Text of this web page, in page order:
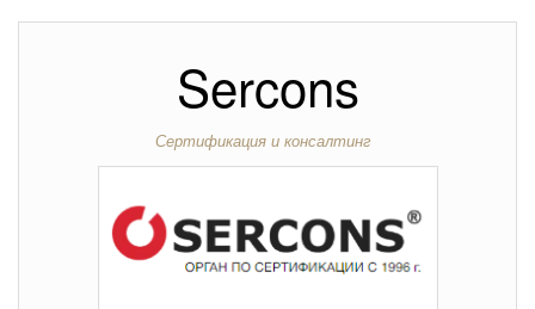
Sercons
Сертификация и консалтинг